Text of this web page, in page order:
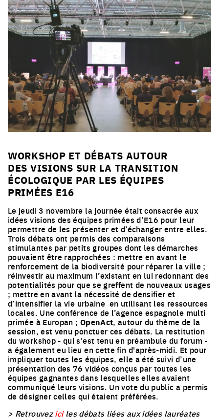
WORKSHOP ET DÉBATS AUTOUR
DES VISIONS SUR LA TRANSITION
ÉCOLOGIQUE PAR LES ÉQUIPES
PRIMÉES E16
Le jeudi 3 novembre la journée était consacrée aux
idées visions des équipes primées d’E16 pour leur
permettre de les présenter et d’échanger entre elles.
Trois débats ont permis des comparaisons
stimulantes par petits groupes dont les démarches
pouvaient être rapprochées : mettre en avant le
renforcement de la biodiversité pour réparer la ville ;
réinvestir au maximum l’existant en lui redonnant des
potentialités pour que se greffent de nouveaux usages
; mettre en avant la nécessité de densifier et
d’intensifier la vie urbaine en utilisant les ressources
locales. Une conférence de l’agence espagnole multi
primée à Europan ; OpenAct, autour du thème de la
session, est venu ponctuer ces débats. La restitution
du workshop - qui s'est tenu en préambule du forum -
a également eu lieu en cette fin d'après-midi. Et pour
impliquer toutes les équipes, elle a été suivi d’une
présentation des 76 vidéos conçus par toutes les
équipes gagnantes dans lesquelles elles avaient
communiqué leurs visions. Un vote du public a permis
de désigner celles qui étaient préférées.
> Retrouveziciles débats liées aux idées lauréates